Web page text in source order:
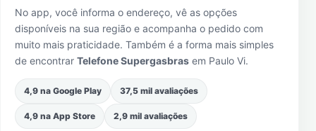
No app, você informa o endereço, vê as opções
disponíveis na sua região e acompanha o pedido com
muito mais praticidade. Também é a forma mais simples
de encontrar Telefone Supergasbras em Paulo Vi.
4,9 na Google Play 37,5 mil avaliações
4,9 na App Store 2,9 mil avaliações